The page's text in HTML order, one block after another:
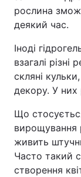
рослина
деякий час.
Іноді
взагалі різні
скляні
декору. У
Що
вирощування
живить
Часто такий
створення